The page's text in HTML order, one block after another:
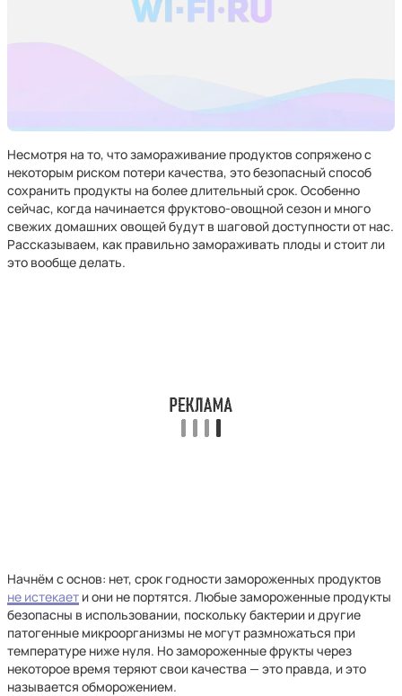
Несмотря на то, что замораживание продуктов сопряжено с
некоторым риском потери качества, это безопасный способ
сохранить продукты на более длительный срок. Особенно
сейчас, когда начинается фруктово-овощной сезон и много
свежих домашних овощей будут в шаговой доступности от нас.
Рассказываем, как правильно замораживать плоды и стоит ли
это вообще делать.
Начнём с основ: нет, срок годности замороженных продуктов
не истекает и они не портятся. Любые замороженные продукты
безопасны в использовании, поскольку бактерии и другие
патогенные микроорганизмы не могут размножаться при
температуре ниже нуля. Но замороженные фрукты через
некоторое время теряют свои качества — это правда, и это
называется обморожением.